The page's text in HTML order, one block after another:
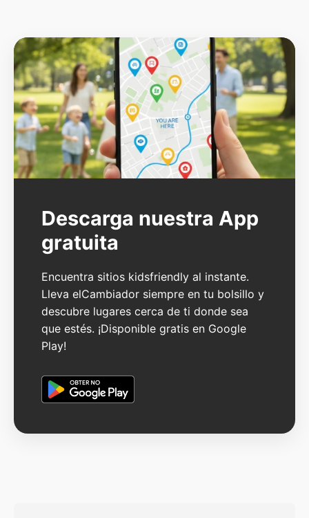
Descarga nuestra App
gratuita
Encuentra sitios kidsfriendly al instante.
Lleva elCambiador siempre en tu bolsillo y
descubre lugares cerca de ti donde sea
que estés. ¡Disponible gratis en Google
Play!